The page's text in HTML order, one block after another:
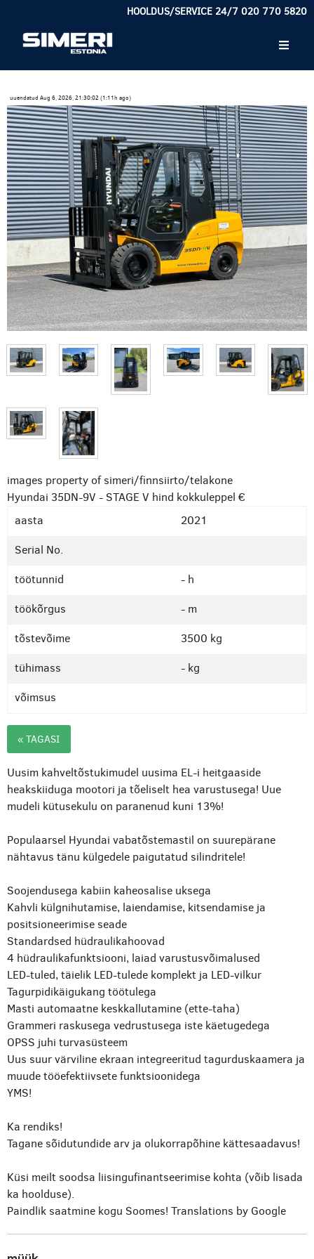
HOOLDUS/SERVICE 24/7 020 770 5820
uuendatud Aug 6, 2026, 21:30:02 (1:11h ago)
images property of simeri/finnsiirto/telakone
Hyundai 35DN-9V - STAGE V hind kokkuleppel €
aasta
2021
Serial No.
töötunnid
- h
töökõrgus
- m
tõstevõime
3500 kg
tühimass
- kg
võimsus
« TAGASI
Uusim kahveltõstukimudel uusima EL-i heitgaaside
heakskiiduga mootori ja tõeliselt hea varustusega! Uue
mudeli kütusekulu on paranenud kuni 13%!
Populaarsel Hyundai vabatõstemastil on suurepärane
nähtavus tänu külgedele paigutatud silindritele!
Soojendusega kabiin kaheosalise uksega
Kahvli külgnihutamise, laiendamise, kitsendamise ja
positsioneerimise seade
Standardsed hüdraulikahoovad
4 hüdraulikafunktsiooni, laiad varustusvõimalused
LED-tuled, täielik LED-tulede komplekt ja LED-vilkur
Tagurpidikäigukang töötulega
Masti automaatne keskkallutamine (ette-taha)
Grammeri raskusega vedrustusega iste käetugedega
OPSS juhi turvasüsteem
Uus suur värviline ekraan integreeritud tagurduskaamera ja
muude tööefektiivsete funktsioonidega
YMS!
Ka rendiks!
Tagane sõidutundide arv ja olukorrapõhine kättesaadavus!
Küsi meilt soodsa liisingufinantseerimise kohta (võib lisada
ka hoolduse).
Paindlik saatmine kogu Soomes! Translations by Google